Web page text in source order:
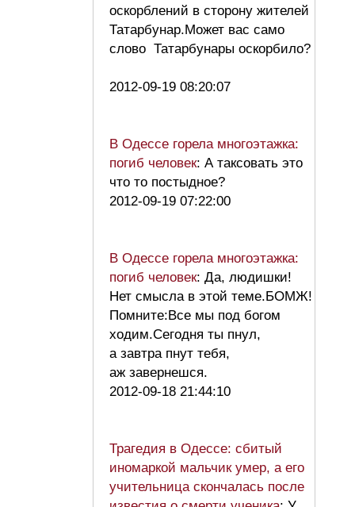
оскорблений в сторону жителей
Татарбунар.Может вас само
слово Татарбунары оскорбило?
2012-09-19 08:20:07
В Одессе горела многоэтажка:
погиб человек: А таксовать это
что то постыдное?
2012-09-19 07:22:00
В Одессе горела многоэтажка:
погиб человек: Да, людишки!
Нет смысла в этой теме.БОМЖ!
Помните:Все мы под богом
ходим.Сегодня ты пнул,
а завтра пнут тебя,
аж завернешся.
2012-09-18 21:44:10
Трагедия в Одессе: сбитый
иномаркой мальчик умер, а его
учительница скончалась после